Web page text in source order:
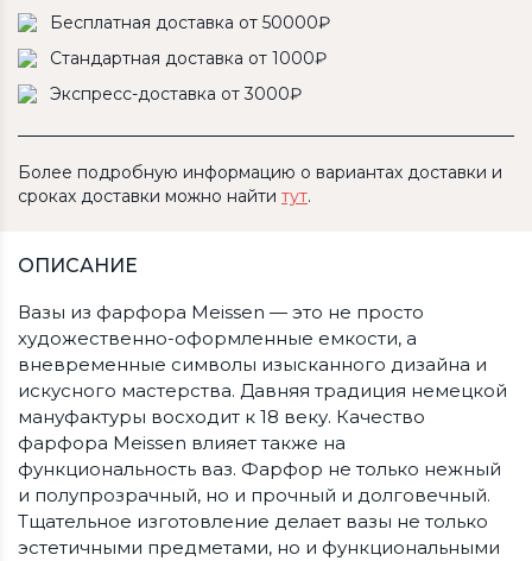
Бесплатная доставка от 50000₽
Стандартная доставка от 1000₽
Экспресс-доставка от 3000₽
Более подробную информацию о вариантах доставки и
сроках доставки можно найти тут.
ОПИСАНИЕ
Вазы из фарфора Meissen — это не просто
художественно-оформленные емкости, а
вневременные символы изысканного дизайна и
искусного мастерства. Давняя традиция немецкой
мануфактуры восходит к 18 веку. Качество
фарфора Meissen влияет также на
функциональность ваз. Фарфор не только нежный
и полупрозрачный, но и прочный и долговечный.
Тщательное изготовление делает вазы не только
эстетичными предметами, но и функциональными